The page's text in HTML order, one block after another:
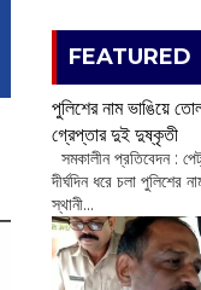
FEATURED
পুলিশের নাম ভাঙিয়ে
গ্রেপ্তার দুই দুষ্কৃতী
সমকালীন প্রতিবেদন :
দীর্ঘদিন ধরে চলা পুলিশের
স্থানী...